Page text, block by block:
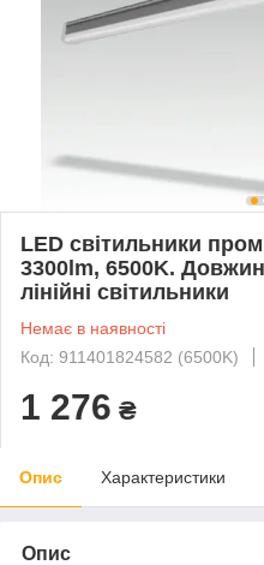
LED світильники
3300lm, 6500K.
лінійні світильники
Немає в наявності
Код: 911401824582 (6500K)
1 276 ₴
Опис Характеристики
Опис